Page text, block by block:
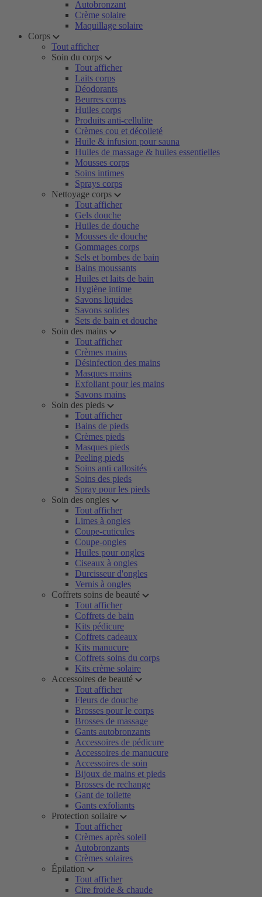
Autobronzant
Crème solaire
Maquillage solaire
Corps
Tout afficher
Soin du corps
Tout afficher
Laits corps
Déodorants
Beurres corps
Huiles corps
Produits anti-cellulite
Crèmes cou et décolleté
Huile & infusion pour sauna
Huiles de massage & huiles essentielles
Mousses corps
Soins intimes
Sprays corps
Nettoyage corps
Tout afficher
Gels douche
Huiles de douche
Mousses de douche
Gommages corps
Sels et bombes de bain
Bains moussants
Huiles et laits de bain
Hygiène intime
Savons liquides
Savons solides
Sets de bain et douche
Soin des mains
Tout afficher
Crèmes mains
Désinfection des mains
Masques mains
Exfoliant pour les mains
Savons mains
Soin des pieds
Tout afficher
Bains de pieds
Crèmes pieds
Masques pieds
Peeling pieds
Soins anti callosités
Soins des pieds
Spray pour les pieds
Soin des ongles
Tout afficher
Limes à ongles
Coupe-cuticules
Coupe-ongles
Huiles pour ongles
Ciseaux à ongles
Durcisseur d'ongles
Vernis à ongles
Coffrets soins de beauté
Tout afficher
Coffrets de bain
Kits pédicure
Coffrets cadeaux
Kits manucure
Coffrets soins du corps
Kits crème solaire
Accessoires de beauté
Tout afficher
Fleurs de douche
Brosses pour le corps
Brosses de massage
Gants autobronzants
Accessoires de pédicure
Accessoires de manucure
Accessoires de soin
Bijoux de mains et pieds
Brosses de rechange
Gant de toilette
Gants exfoliants
Protection soilaire
Tout afficher
Crèmes après soleil
Autobronzants
Crèmes solaires
Épilation
Tout afficher
Cire froide & chaude